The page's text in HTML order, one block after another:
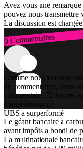
Avez-vous une
pouvez nous transmettre
La discussion est
0 Commentaires
Connexion
Comme nous voulons
de commentaires, nous
commentaire 72 heures
compréhension!
UBS a surperformé
Le géant bancaire a
avant impôts a bondi de
La multinationale